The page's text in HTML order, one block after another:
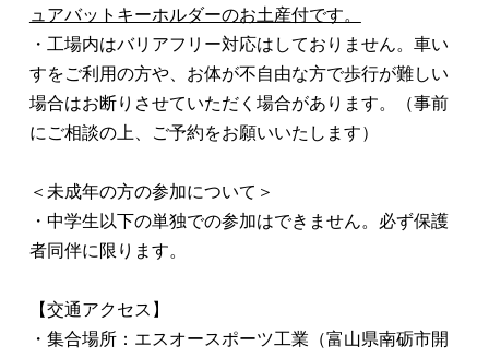
ュアバットキーホルダーのお土産付です。
・工場内はバリアフリー対応はしておりません。車い
すをご利用の方や、お体が不自由な方で歩行が難しい
場合はお断りさせていただく場合があります。（事前
にご相談の上、ご予約をお願いいたします）
＜未成年の方の参加について＞
・中学生以下の単独での参加はできません。必ず保護
者同伴に限ります。
【交通アクセス】
・集合場所：エスオースポーツ工業（富山県南砺市開